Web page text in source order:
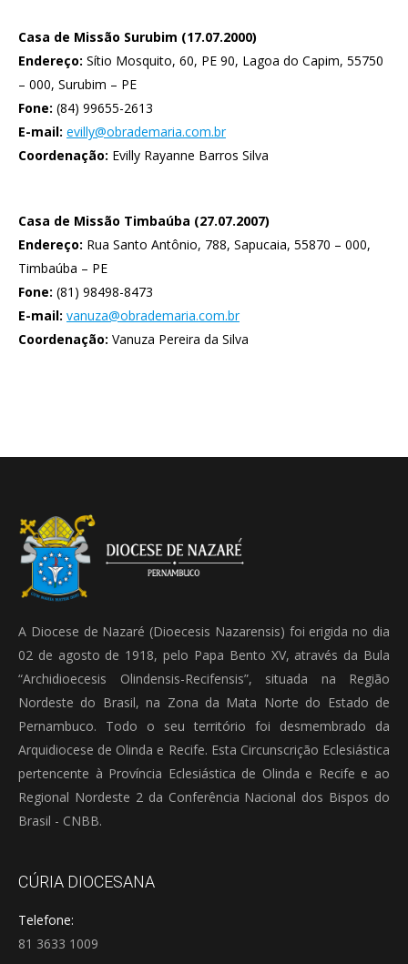
Casa de Missão Surubim (17.07.2000)
Endereço: Sítio Mosquito, 60, PE 90, Lagoa do Capim, 55750
– 000, Surubim – PE
Fone: (84) 99655-2613
E-mail: evilly@obrademaria.com.br
Coordenação: Evilly Rayanne Barros Silva
Casa de Missão Timbaúba (27.07.2007)
Endereço: Rua Santo Antônio, 788, Sapucaia, 55870 – 000,
Timbaúba – PE
Fone: (81) 98498-8473
E-mail: vanuza@obrademaria.com.br
Coordenação: Vanuza Pereira da Silva
A Diocese de Nazaré (Dioecesis Nazarensis) foi erigida no dia
02 de agosto de 1918, pelo Papa Bento XV, através da Bula
“Archidioecesis Olindensis-Recifensis”, situada na Região
Nordeste do Brasil, na Zona da Mata Norte do Estado de
Pernambuco. Todo o seu território foi desmembrado da
Arquidiocese de Olinda e Recife. Esta Circunscrição Eclesiástica
pertencente à Província Eclesiástica de Olinda e Recife e ao
Regional Nordeste 2 da Conferência Nacional dos Bispos do
Brasil - CNBB.
CÚRIA DIOCESANA
Telefone:
81 3633 1009